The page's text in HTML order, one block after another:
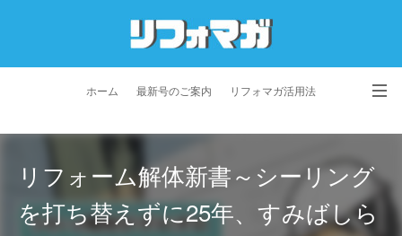
ホーム 最新号のご案内 リフォマガ活用法
お問い合わせ
プライバシーポリシー 利用規約 会社概要
リフォーム解体新書～シーリング
を打ち替えずに25年、すみばしら